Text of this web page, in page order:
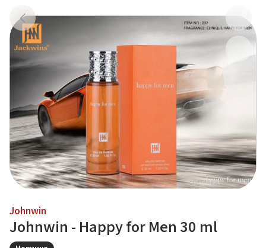
Johnwin
Johnwin - Happy for Men 30 ml